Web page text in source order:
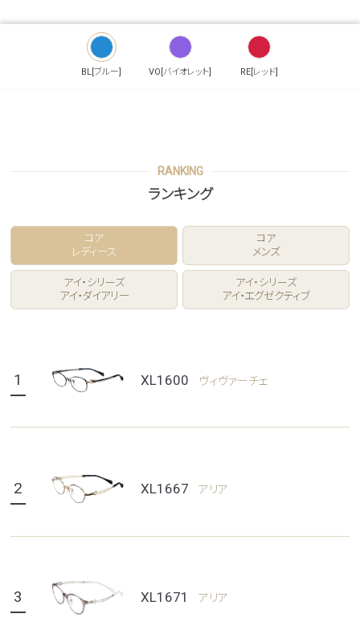
BL[ブルー] VO[バイオレット] RE[レッド]
RANKING
ランキング
コア
レディース
コア
メンズ
アイ・シリーズ
アイ・ダイアリー
アイ・シリーズ
アイ・エグゼクティブ
1 XL1600 ヴィヴァーチェ
2 XL1667 アリア
3 XL1671 アリア